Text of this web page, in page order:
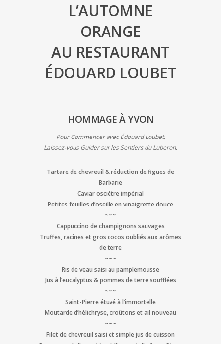
L’AUTOMNE
ORANGE
AU RESTAURANT
ÉDOUARD LOUBET
HOMMAGE À YVON
Pour Commencer avec Édouard Loubet,
Laissez-vous Guider sur les Sentiers du Luberon.
Tartare de chevreuil & réduction defigues de
Barbarie
Caviar osciètre impérial
Petites feuilles d’oseilleen vinaigrette douce
~~~
Cappuccino de champignons sauvages
Truffes, racines et gros cocos oubliés auxarômes
de terre
~~~
Ris de veau saisi au pamplemousse
Jus à l’eucalyptus & pommes de terre soufflées
~~~
Saint-Pierre étuvé à l’immortelle
Moutarde d’hélichryse, croûtons et ail nouveau
~~~
Filet de chevreuil saisi et simple jus de cuisson